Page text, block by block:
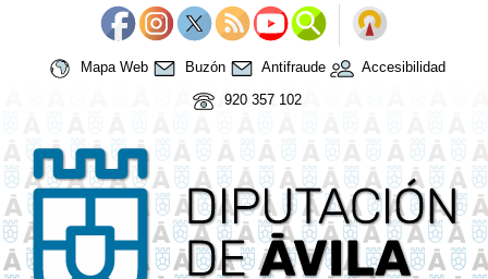
Mapa Web Buzón Antifraude
Accesibilidad
920 357 102